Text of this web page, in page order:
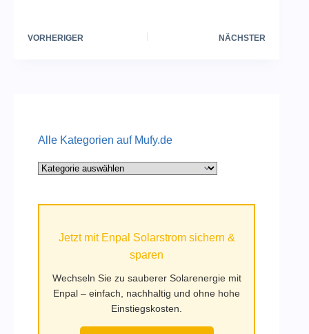
VORHERIGER NÄCHSTER
Alle Kategorien auf Mufy.de
Alle
Jetzt mit Enpal Solarstrom sichern &
sparen
Wechseln Sie zu sauberer Solarenergie mit
Enpal – einfach, nachhaltig und ohne hohe
Einstiegskosten.